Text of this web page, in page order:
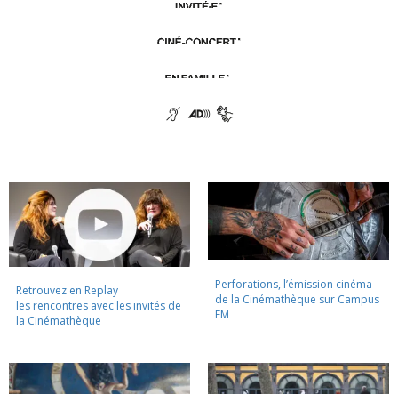
Retrouvez en Replay
les rencontres avec les invités de
la Cinémathèque
Perforations, l’émission cinéma
de la Cinémathèque sur Campus
FM